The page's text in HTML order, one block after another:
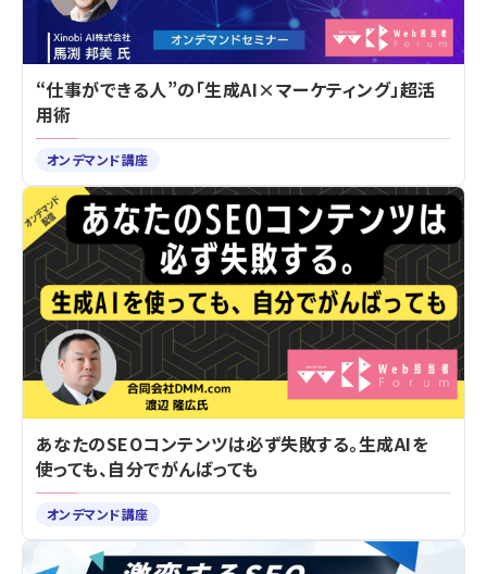
“仕事ができる人”の「生成AI×マーケティング」超活
用術
オンデマンド講座
あなたのSEOコンテンツは必ず失敗する。生成AIを
使っても、自分でがんばっても
オンデマンド講座